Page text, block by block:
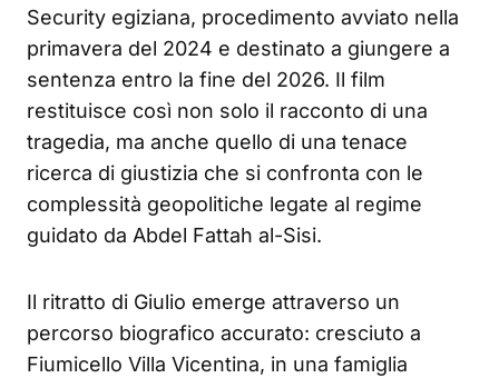
Security egiziana, procedimento avviato nella
primavera del 2024 e destinato a giungere a
sentenza entro la fine del 2026. Il film
restituisce così non solo il racconto di una
tragedia, ma anche quello di una tenace
ricerca di giustizia che si confronta con le
complessità geopolitiche legate al regime
guidato da Abdel Fattah al-Sisi.
Il ritratto di Giulio emerge attraverso un
percorso biografico accurato: cresciuto a
Fiumicello Villa Vicentina, in una famiglia